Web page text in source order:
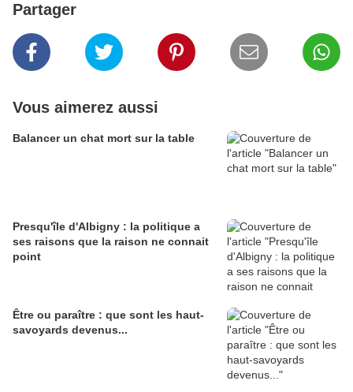
Partager
Vous aimerez aussi
Balancer un chat mort sur la table
Presqu'île d'Albigny : la politique a
ses raisons que la raison ne connait
point
Être ou paraître : que sont les haut-
savoyards devenus...